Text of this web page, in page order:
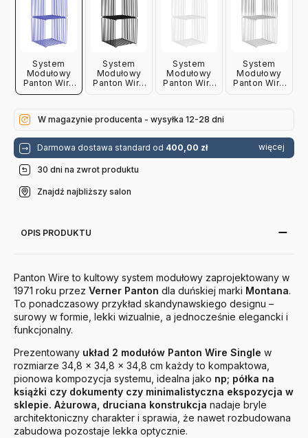
System
Modułowy
Panton Wire
2 Moduły
× 34,8 Cm
Niebieski
System
Modułowy
Panton Wire
Czarny
System
Modułowy
Panton Wire
Biały
System
Modułowy
Panton Wire
W magazynie producenta - wysyłka 12-28 dni
Darmowa dostawa standard od 400,00 zł więcej
30 dni na zwrot produktu
Znajdź najbliższy salon
OPIS PRODUKTU
Panton Wire to kultowy system modułowy zaprojektowany w
1971 roku przez Verner Panton dla duńskiej marki Montana.
To ponadczasowy przykład skandynawskiego designu –
surowy w formie, lekki wizualnie, a jednocześnie elegancki i
funkcjonalny.
Prezentowany układ 2 modułów Panton Wire Single w
rozmiarze 34,8 × 34,8 × 34,8 cm każdy to kompaktowa,
pionowa kompozycja systemu, idealna jako np; półka na
książki czy dokumenty czy minimalistyczna ekspozycja w
sklepie. Ażurowa, druciana konstrukcja nadaje bryle
architektoniczny charakter i sprawia, że nawet rozbudowana
zabudowa pozostaje lekka optycznie.